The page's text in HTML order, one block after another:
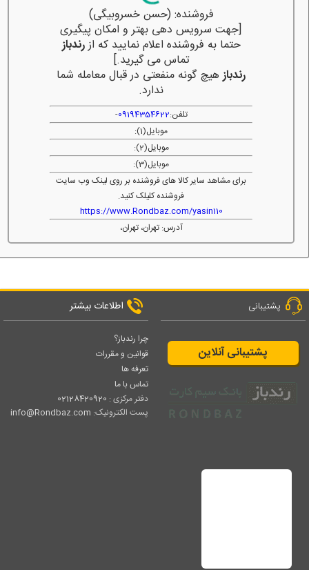
فروشنده: (حسن خسروبیگی)
[جهت سرویس دهی بهتر و امکان پیگیری
حتما به فروشنده اعلام نمایید که ازرندباز
تماس می گیرید.]
رندبازهیچ گونه منفعتی در قبال معامله شما
ندارد.
تلفن:09194354622
-
موبایل(1):
موبایل(2):
موبایل(3):
برای مشاهد سایر کالا های فروشنده بر روی لینک وب سایت
فروشنده کلیلک کنید.
https://www.Rondbaz.com/yasin110
آدرس: تهران، تهران،
پشتیبانی
پشتیبانی آنلاین
اطلاعات بیشتر
چرا رندباز؟
قوانین و مقررات
تعرفه ها
تماس با ما
دفتر مرکزی : 02128420920
پست الکترونیک: info@Rondbaz.com